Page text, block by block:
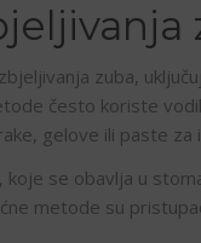
zuba,
često koriste
gelove ili paste za
se obavlja u
metode su